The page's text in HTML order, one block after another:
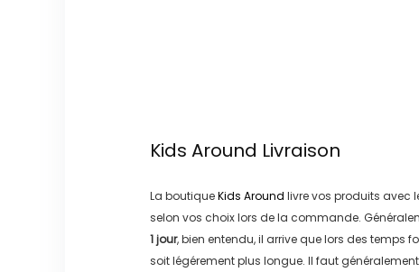
Kids Around Livraison
La boutiqueKids Around livre vos produits avec
selon vos choix lors de la commande.
1 jour, bien entendu, il arrive que lors des temps
soit légérement plus longue. Il faut généralement